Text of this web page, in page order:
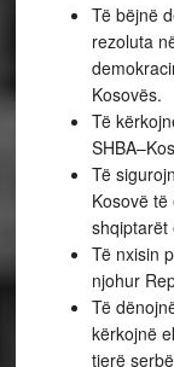
Të bëjnë
rezoluta
Kosovës.
Të
Të
Kosovë
shqiptarët
Të nxisin
njohur
Të
kërkojnë
tjerë